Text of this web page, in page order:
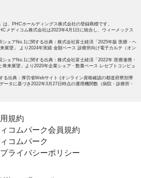
、PHCホールディングス株式会社の登録商標です。
メディコム株式会社は2023年4月1日に統合し、ウィーメックス
ェアNo.1に関する出典：株式会社富士経済「2025年版 医療・ヘ
展望」 より2024年実績 金額ベース 診療所向け電子カルテ（オン
ェアNo.1に関する出典：株式会社富士経済「2022年 医療連携・
将来展望」より2020年企業シェア・数量ベース レセプトコンピュ
出典：厚労省Webサイト (オンライン資格確認の都道府県別導
ータに基づき2022年3月27日時点の運用機関数（病院・診療所・
規約
コムパーク会員規約
コムパーク
ライバシーポリシー